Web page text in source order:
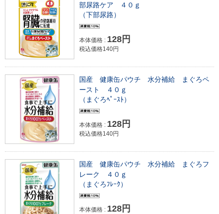
部尿路ケア ４０ｇ
（下部尿路）
本体価格 : 128円
税込価格140円
国産 健康缶パウチ 水分補給 まぐろペ
ースト ４０ｇ
（まぐろﾍﾟｰｽﾄ）
本体価格 : 128円
税込価格140円
国産 健康缶パウチ 水分補給 まぐろフ
レーク ４０ｇ
（まぐろﾌﾚｰｸ）
本体価格 : 128円